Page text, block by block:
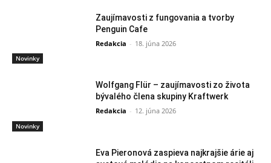
Novinky
Zaujímavosti z fungovania a tvorby
Penguin Cafe
Redakcia - 18. júna 2026
Novinky
Wolfgang Flür – zaujímavosti zo života
bývalého člena skupiny Kraftwerk
Redakcia - 12. júna 2026
Eva Pieronová zaspieva najkrajšie árie aj